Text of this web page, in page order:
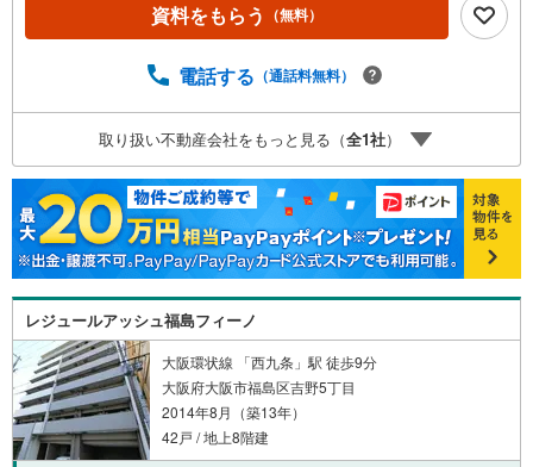
資料をもらう （無料）
電話する （通話料無料）
取り扱い不動産会社をもっと見る（全1社）
レジュールアッシュ福島フィーノ
大阪環状線 「西九条」駅 徒歩9分
大阪府大阪市福島区吉野5丁目
2014年8月（築13年）
42戸 / 地上8階建